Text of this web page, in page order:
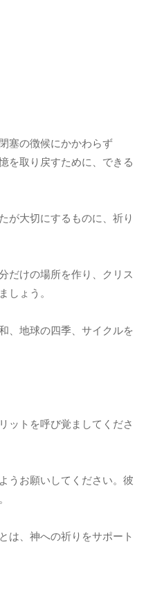
塞の徴候にかかわらず
を取り戻すために、できる
が大切にするものに、祈り
だけの場所を作り、クリス
しょう。
、地球の四季、サイクルを
ットを呼び覚ましてくださ
うお願いしてください。彼
は、神への祈りをサポート